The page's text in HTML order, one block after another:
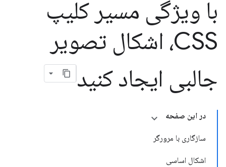
با ویژگی مسیر کلیپ
CSS، اشکال تصویر
جالبی ایجاد کنید
در این صفحه
سازگاری با مرورگر
اشکال اساسی